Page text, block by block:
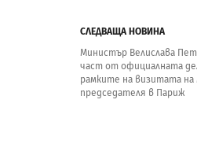
СЛЕДВАЩА НОВИНА
Министър Велислава
част от официалната
рамките на визитата
председателя в Париж